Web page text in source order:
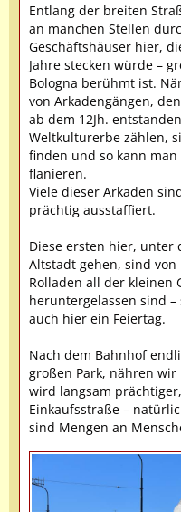
Entlang der breiten
an manchen Stellen
Geschäftshäuser hier,
Jahre stecken würde –
Bologna berühmt ist.
von Arkadengängen,
ab dem 12Jh.
Weltkulturerbe zählen,
finden und so kann
flanieren.
Viele dieser Arkaden
prächtig ausstaffiert.
Diese ersten hier, unter
Altstadt gehen, sind
Rolladen all der kleinen
heruntergelassen sind
auch hier ein Feiertag.
Nach dem Bahnhof
großen Park, nähren
wird langsam
Einkaufsstraße –
sind Mengen an